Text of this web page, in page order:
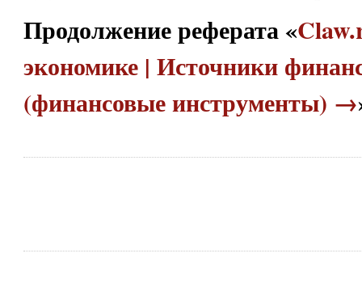
Продолжение реферата «
экономике | Источники
(финансовые инструменты) →